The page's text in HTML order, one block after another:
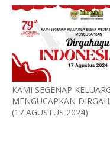
KAMI SEGENAP
MENGUCAPKAN
(17 AGUSTUS 2024)